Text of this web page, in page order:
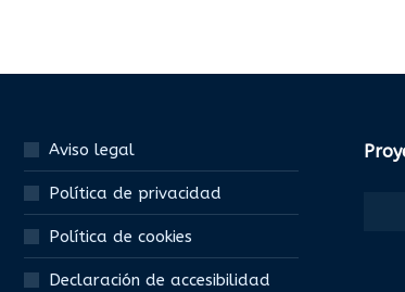
Aviso legal
Política de privacidad
Política de cookies
Declaración de accesibilidad